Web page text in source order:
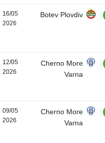
16/05
2026
Botev Plovdiv
12/05
2026
Cherno More
Varna
09/05
2026
Cherno More
Varna